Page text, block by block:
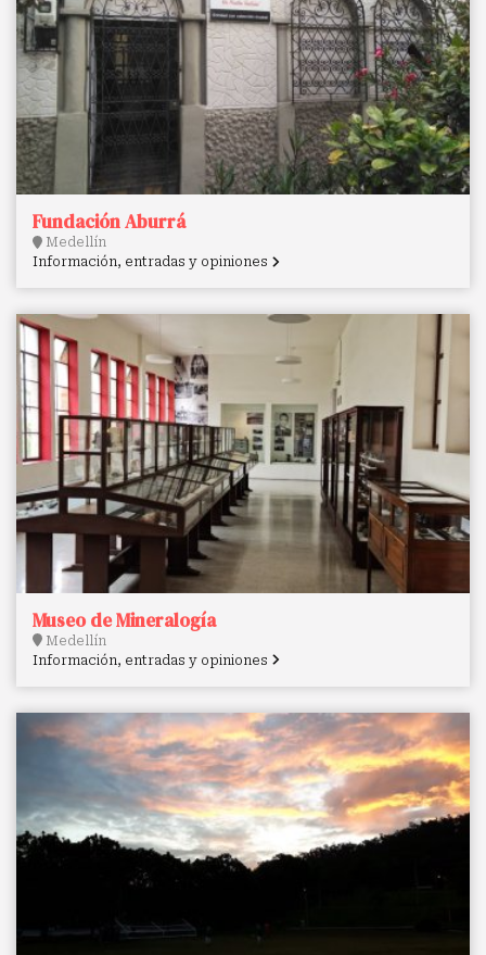
Fundación Aburrá
Medellín
Información, entradas y opiniones
Museo de Mineralogía
Medellín
Información, entradas y opiniones